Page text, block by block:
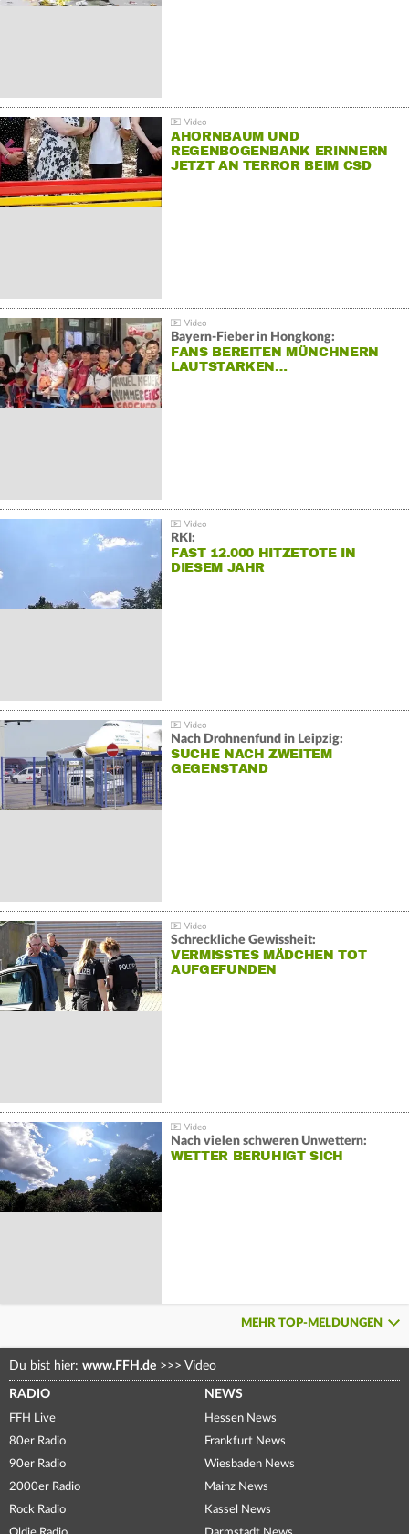
AHORNBAUM UND
REGENBOGENBANK ERINNERN
JETZT AN TERROR BEIM CSD
Bayern-Fieber in Hongkong:
FANS BEREITEN MÜNCHNERN
LAUTSTARKEN…
RKI:
FAST 12.000 HITZETOTE IN
DIESEM JAHR
Nach Drohnenfund in Leipzig:
SUCHE NACH ZWEITEM
GEGENSTAND
Schreckliche Gewissheit:
VERMISSTES MÄDCHEN TOT
AUFGEFUNDEN
Nach vielen schweren Unwettern:
WETTER BERUHIGT SICH
MEHR TOP-MELDUNGEN
Du bist hier: www.FFH.de >>> Video
RADIO
FFH Live
80er Radio
90er Radio
2000er Radio
Rock Radio
NEWS
Hessen News
Frankfurt News
Wiesbaden News
Mainz News
Kassel News